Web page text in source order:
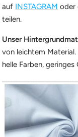
auf INSTAGRAM oder
teilen.
Unser
von leichtem
helle Farben,